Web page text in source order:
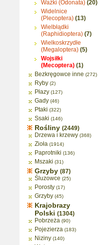
Ważki (Odonata) (20)
Widelnice
(Plecoptera) (13)
Wielbłądki
(Raphidioptera) (7)
Wielkoskrzydłe
(Megaloptera) (5)
Wojsiłki
(Mecoptera) (1)
Bezkręgowce inne (272)
Ryby (2)
Płazy (127)
Gady (46)
Ptaki (322)
Ssaki (146)
Rośliny (2449)
Drzewa i krzewy (368)
Zioła (1914)
Paprotniki (136)
Mszaki (31)
Grzyby (87)
Śluzowce (25)
Porosty (17)
Grzyby (45)
Krajobrazy
Polski (1304)
Pobrzeża (90)
Pojezierza (183)
Niziny (140)